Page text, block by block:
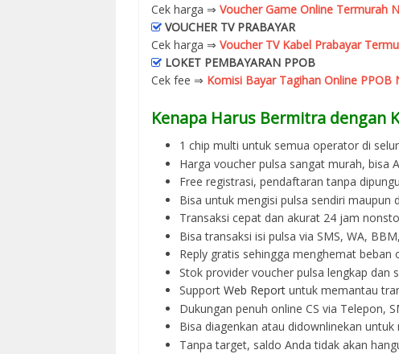
Cek harga ⇒ Voucher Game Online Termurah
VOUCHER TV PRABAYAR
Cek harga ⇒ Voucher TV Kabel Prabayar
LOKET PEMBAYARAN PPOB
Cek fee ⇒ Komisi Bayar Tagihan Online PPOB
Kenapa Harus Bermitra dengan
1 chip multi untuk semua operator di
Harga voucher pulsa sangat murah, bisa
Free registrasi, pendaftaran tanpa
Bisa untuk mengisi pulsa sendiri maupun
Transaksi cepat dan akurat 24 jam
Bisa transaksi isi pulsa via SMS, WA,
Reply gratis sehingga menghemat beban
Stok provider voucher pulsa lengkap dan
Support Web Report untuk memantau
Dukungan penuh online CS via Telepon,
Bisa diagenkan atau didownlinekan
Tanpa target, saldo Anda tidak akan